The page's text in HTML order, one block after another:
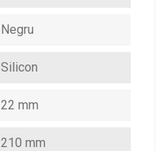
Negru
Silicon
22 mm
210 mm